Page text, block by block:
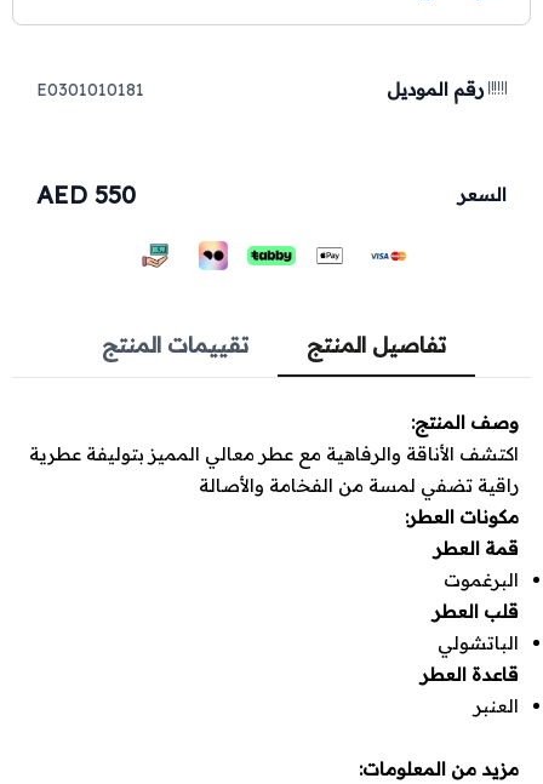
رقم الموديل E0301010181
السعر 550 AED
تفاصيل المنتج تقييمات المنتج
وصف المنتج:
اكتشف الأناقة والرفاهية مع عطر معالي المميز بتوليفة عطرية
راقية تضفي لمسة من الفخامة والأصالة
مكونات العطر:
قمة العطر
البرغموت
قلب العطر
الباتشولي
قاعدة العطر
العنبر
مزيد من المعلومات: